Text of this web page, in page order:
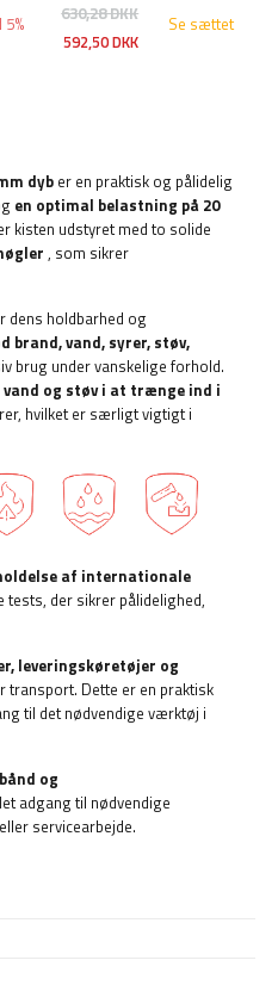
630,28 DKK
592,50 DKK
Se sættet
dyb er en praktisk og pålidelig
en optimal belastning på 20
kisten udstyret med to solide
, som sikrer
dens holdbarhed og
brand, vand, syrer, støv,
brug under vanskelige forhold.
og støv i at trænge ind i
hvilket er særligt vigtigt i
af internationale
der sikrer pålidelighed,
leveringskøretøjer og
Dette er en praktisk
til det nødvendige værktøj i
og
adgang til nødvendige
servicearbejde.